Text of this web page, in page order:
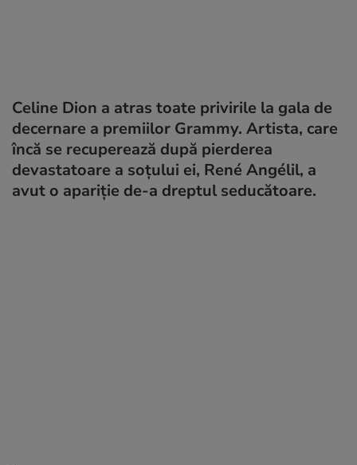
Celine Dion a atras toate privirile la gala de
decernare a premiilor Grammy. Artista, care
încă se recuperează după pierderea
devastatoare a soțului ei, René Angélil, a
avut o apariție de-a dreptul seducătoare.